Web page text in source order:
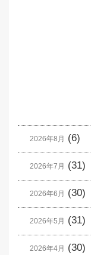
2026年8月 (6)
2026年7月 (31)
2026年6月 (30)
2026年5月 (31)
2026年4月 (30)